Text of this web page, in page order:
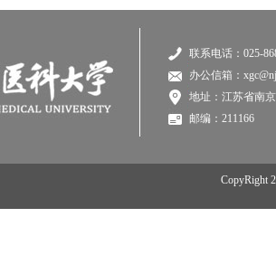
联系电话：025-
办公信箱：
地址：江苏省南
邮编：211166
CopyRight